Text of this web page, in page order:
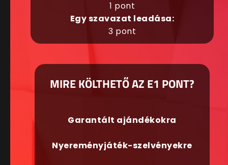
1 pont
Egy szavazat leadása:
3 pont
MIRE KÖLTHETŐ AZ E1 PONT?
Garantált ajándékokra
Nyereményjáték-szelvényekre